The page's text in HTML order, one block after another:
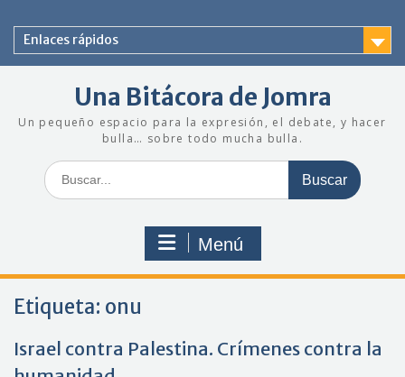
contenido
Enlaces rápidos
Una Bitácora de Jomra
Un pequeño espacio para la expresión, el debate, y hacer
bulla… sobre todo mucha bulla.
Buscar:
Menú
Etiqueta: onu
Israel contra Palestina. Crímenes contra la